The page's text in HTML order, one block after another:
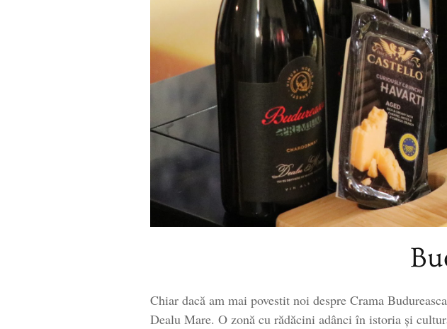
Chiar dacă am mai povestit noi despre Crama
Dealu Mare. O zonă cu rădăcini adânci în istoria și